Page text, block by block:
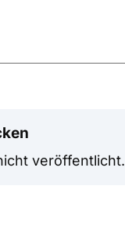
veröffentlicht.